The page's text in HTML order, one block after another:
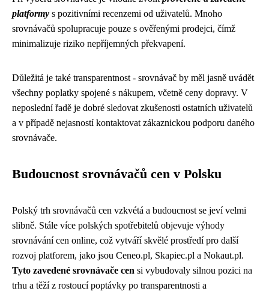
platformy s pozitivními recenzemi od uživatelů. Mnoho
srovnávačů spolupracuje pouze s ověřenými prodejci, čímž
minimalizuje riziko nepříjemných překvapení.
Důležitá je také transparentnost - srovnávač by měl jasně uvádět
všechny poplatky spojené s nákupem, včetně ceny dopravy. V
neposlední řadě je dobré sledovat zkušenosti ostatních uživatelů
a v případě nejasností kontaktovat zákaznickou podporu daného
srovnávače.
Budoucnost srovnávačů cen v Polsku
Polský trh srovnávačů cen vzkvétá a budoucnost se jeví velmi
slibně. Stále více polských spotřebitelů objevuje výhody
srovnávání cen online, což vytváří skvělé prostředí pro další
rozvoj platforem, jako jsou Ceneo.pl, Skapiec.pl a Nokaut.pl.
Tyto zavedené srovnávače cen si vybudovaly silnou pozici na
trhu a těží z rostoucí poptávky po transparentnosti a